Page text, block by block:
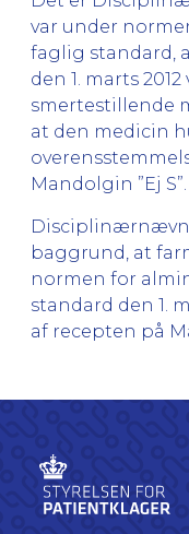
var under
faglig standard,
den 1. marts
smertestillende
at den medicin
Mandolgin ”Ej S”.
baggrund, at
normen for
standard den 1.
af recepten på